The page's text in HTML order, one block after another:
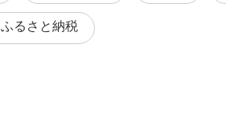
ふるさと納税